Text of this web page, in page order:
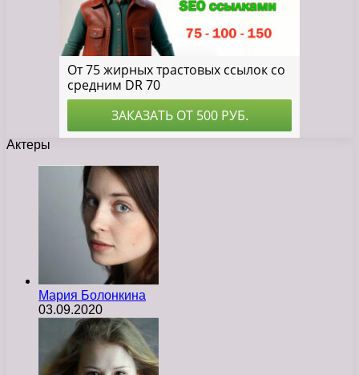
Актеры
Мария Болонкина
03.09.2020